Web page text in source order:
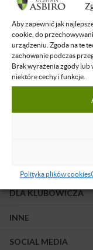
Aby zapewnić jak
cookie, do
urządzeniu. Zgoda na te
zachowanie podczas
Brak wyrażenia zgody lub
niektóre cechy i funkcje.
Polityka plików cookies
Żadne
DLA KLUBOWICZA
INNE
SOCIAL MEDIA